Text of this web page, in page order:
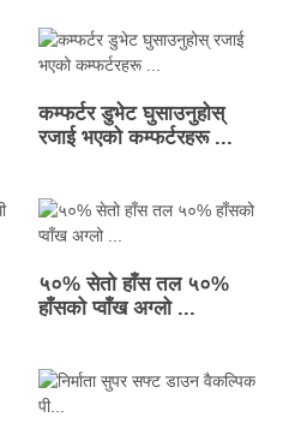
कम्फर्टर डुभेट घुसाउनुहोस्
रजाई भएको कम्फर्टरहरू ...
५०% सेतो हाँस तल ५०%
हाँसको प्वाँख अग्लो ...